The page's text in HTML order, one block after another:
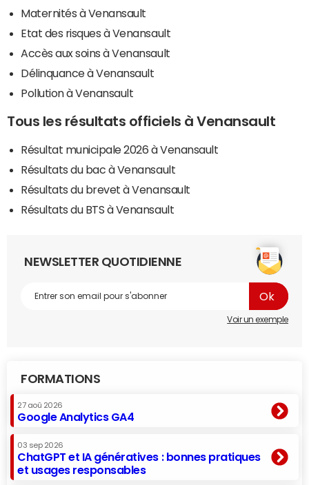
Maternités à Venansault
Etat des risques à Venansault
Accès aux soins à Venansault
Délinquance à Venansault
Pollution à Venansault
Tous les résultats officiels à Venansault
Résultat municipale 2026 à Venansault
Résultats du bac à Venansault
Résultats du brevet à Venansault
Résultats du BTS à Venansault
NEWSLETTER QUOTIDIENNE
Voir un exemple
FORMATIONS
27 aoû 2026
Google Analytics GA4
03 sep 2026
ChatGPT et IA génératives : bonnes pratiques
et usages responsables